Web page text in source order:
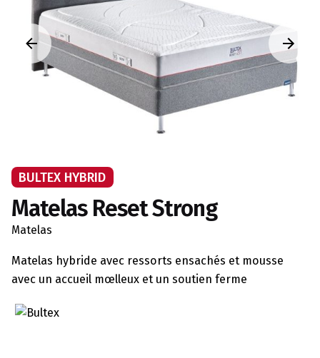
BULTEX HYBRID
Matelas Reset Strong
Matelas
Matelas hybride avec ressorts ensachés et mousse
avec un accueil mœlleux et un soutien ferme